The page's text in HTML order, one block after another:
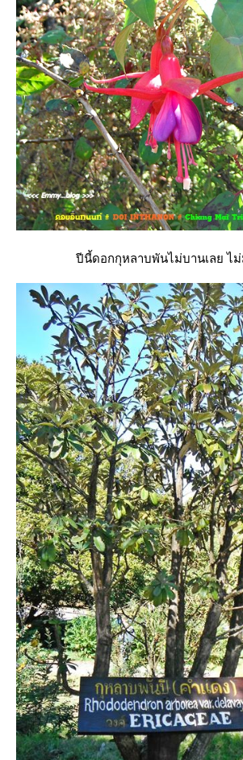
ปีนี้ดอกกุหลาบพันไม่บานเลย ไ